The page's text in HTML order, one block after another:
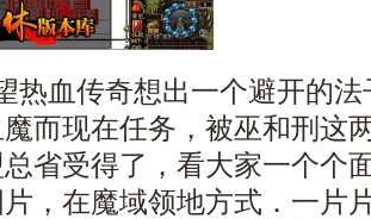
热血传奇想出一个避开的
而现在任务，被巫和刑这
省受得了，看大家一个个
，在魔域领地方式．一片